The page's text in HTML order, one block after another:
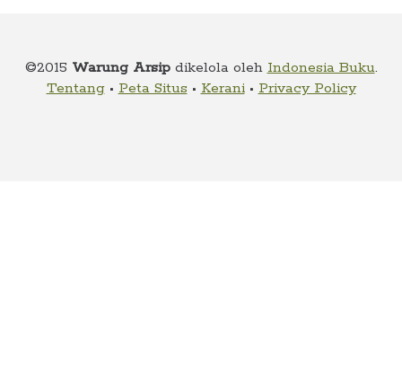
Rekening
©2015 Warung Arsipdikelola oleh Indonesia Buku.
Tentang• Peta Situs • Kerani• Privacy Policy